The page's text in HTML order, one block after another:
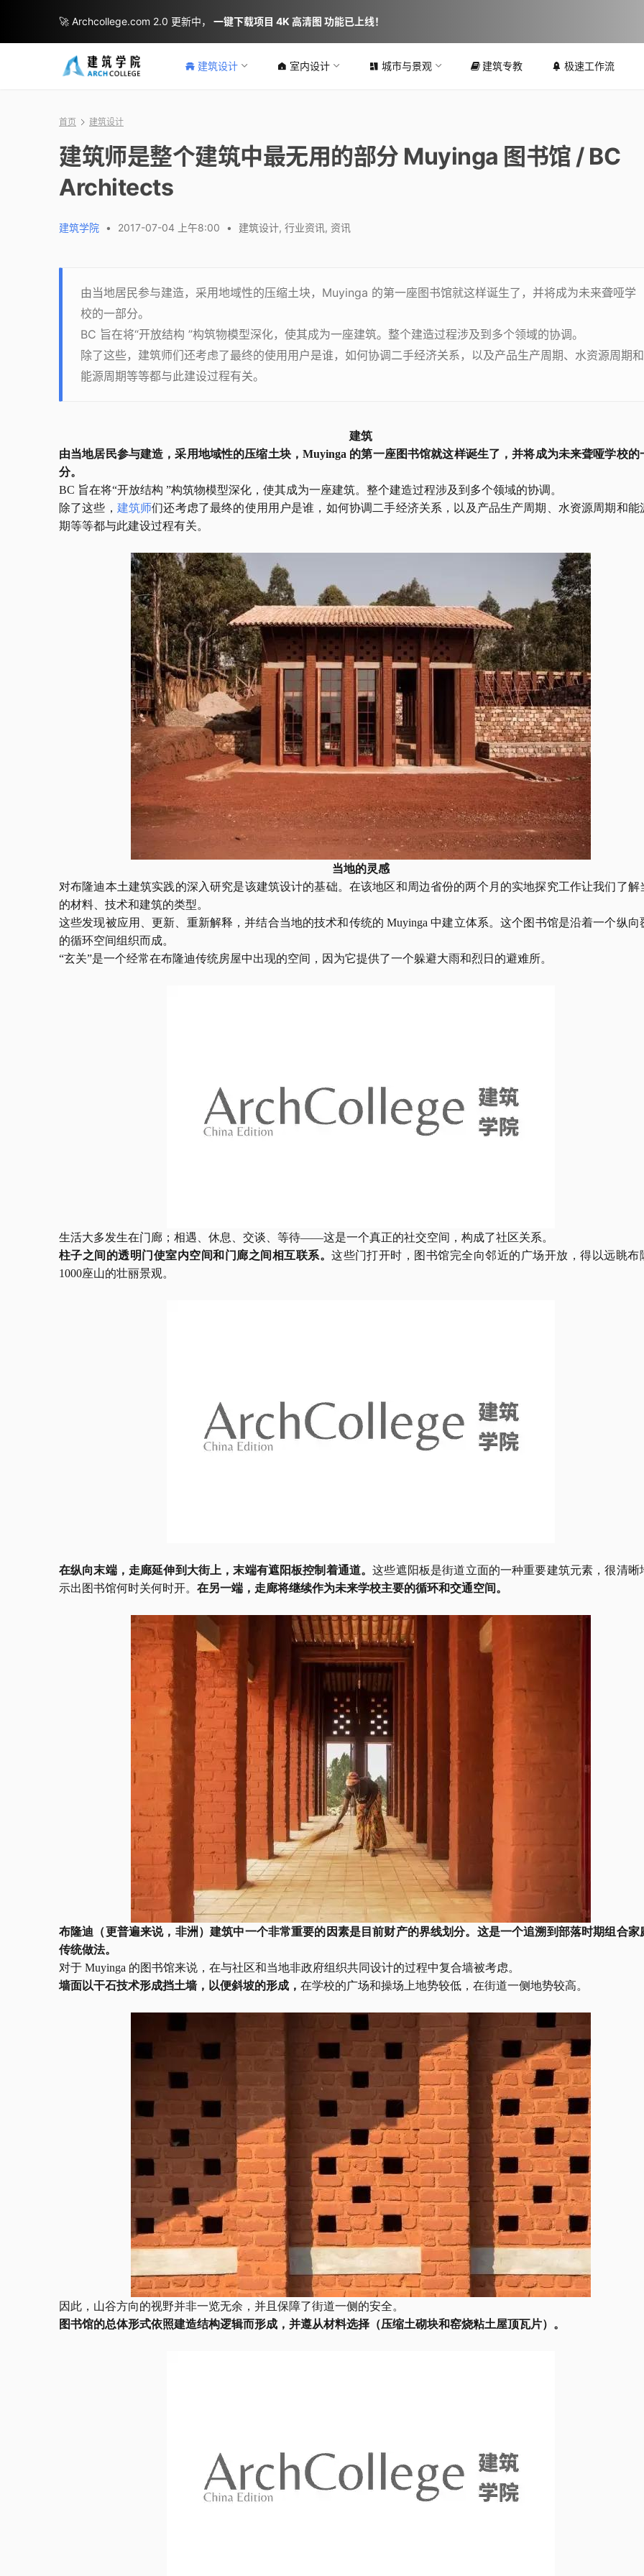
建筑设计 室内设计 城市与景观 建筑专教 极速工作流
首页 建筑设计
建筑师是整个建筑中最无用的部分 Muyinga 图书馆 / BC
Architects
建筑学院 • 2017-07-04 上午8:00 • 建筑设计, 行业资讯, 资讯
由当地居民参与建造，采用地域性的压缩土块，Muyinga 的第一座图书馆就这样诞生了，并将成为未来聋哑学
校的一部分。
BC 旨在将“开放结构 ”构筑物模型深化，使其成为一座建筑。整个建造过程涉及到多个领域的协调。
除了这些，建筑师们还考虑了最终的使用用户是谁，如何协调二手经济关系，以及产品生产周期、水资源周期和
能源周期等等都与此建设过程有关。
建筑
由当地居民参与建造，采用地域性的压缩土块，Muyinga 的第一座图书馆就这样诞生了，并将成为未来聋哑学校的
分。
BC 旨在将“开放结构 ”构筑物模型深化，使其成为一座建筑。整个建造过程涉及到多个领域的协调。
除了这些， 建筑师们还考虑了最终的使用用户是谁，如何协调二手经济关系，以及产品生产周期、水资源周期和能
期等等都与此建设过程有关。
当地的灵感
对布隆迪本土建筑实践的深入研究是该建筑设计的基础。在该地区和周边省份的两个月的实地探究工作让我们了解
的材料、技术和建筑的类型。
这些发现被应用、更新、重新解释，并结合当地的技术和传统的 Muyinga 中建立体系。这个图书馆是沿着一个纵向
的循环空间组织而成。
“玄关”是一个经常在布隆迪传统房屋中出现的空间，因为它提供了一个躲避大雨和烈日的避难所。
生活大多发生在门廊；相遇、休息、交谈、等待——这是一个真正的社交空间，构成了社区关系。
柱子之间的透明门使室内空间和门廊之间相互联系。这些门打开时，图书馆完全向邻近的广场开放，得以远眺布
1000座山的壮丽景观。
在纵向末端，走廊延伸到大街上，末端有遮阳板控制着通道。这些遮阳板是街道立面的一种重要建筑元素，很清晰
示出图书馆何时关何时开。 在另一端，走廊将继续作为未来学校主要的循环和交通空间。
布隆迪（更普遍来说，非洲）建筑中一个非常重要的因素是目前财产的界线划分。这是一个追溯到部落时期组合家
传统做法。
对于 Muyinga 的图书馆来说，在与社区和当地非政府组织共同设计的过程中复合墙被考虑。
墙面以干石技术形成挡土墙，以便斜坡的形成， 在学校的广场和操场上地势较低，在街道一侧地势较高。
因此，山谷方向的视野并非一览无余，并且保障了街道一侧的安全。
图书馆的总体形式依照建造结构逻辑而形成，并遵从材料选择（压缩土砌块和窑烧粘土屋顶瓦片）。
🚀 Archcollege.com 2.0 更新中， 一键下载项目 4K 高清图 功能已上线！